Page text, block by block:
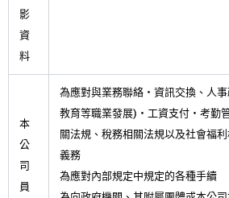
影
資
料
本
公
司
員
為應對與業務聯絡・資訊交換、人
教育等職業發展)・工資支付・考勤
關法規、稅務相關法規以及社會福
義務
為應對內部規定中規定的各種手續